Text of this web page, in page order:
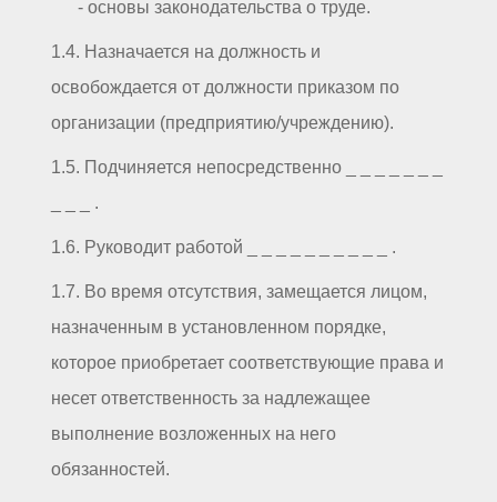
- основы законодательства о труде.
1.4. Назначается на должность и
освобождается от должности приказом по
организации (предприятию/учреждению).
1.5. Подчиняется непосредственно _ _ _ _ _ _ _
_ _ _ .
1.6. Руководит работой _ _ _ _ _ _ _ _ _ _ .
1.7. Во время отсутствия, замещается лицом,
назначенным в установленном порядке,
которое приобретает соответствующие права и
несет ответственность за надлежащее
выполнение возложенных на него
обязанностей.